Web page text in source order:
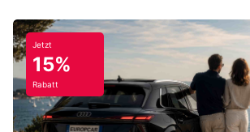
Jetzt
15%
Rabatt